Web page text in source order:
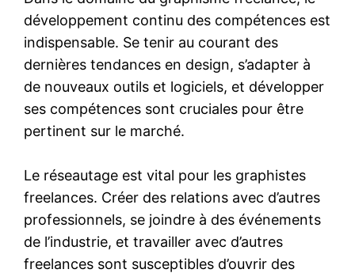
développement continu des compétences est
indispensable. Se tenir au courant des
dernières tendances en design, s’adapter à
de nouveaux outils et logiciels, et développer
ses compétences sont cruciales pour être
pertinent sur le marché.
Le réseautage est vital pour les graphistes
freelances. Créer des relations avec d’autres
professionnels, se joindre à des événements
de l’industrie, et travailler avec d’autres
freelances sont susceptibles d’ouvrir des